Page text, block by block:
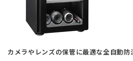
カメラやレンズの保管に最適な全自動防